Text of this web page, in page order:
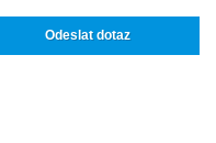
Odeslat dotaz